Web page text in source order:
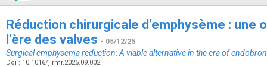
Réduction chirurgicale d’emphysème : une
l’ère des valves - 05/12/25
Surgical emphysema reduction: A viable alternative in the era of
Doi : 10.1016/j.rmr.2025.09.002